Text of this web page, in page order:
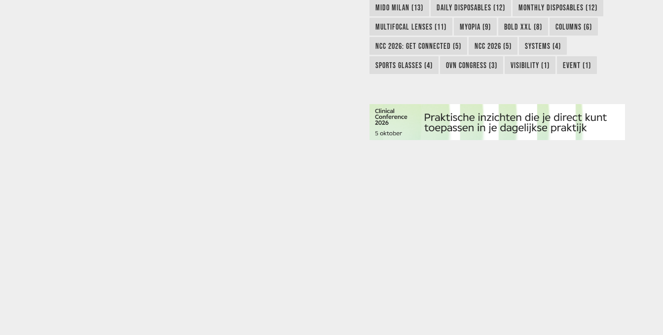
MIDO MILAN (13) DAILY DISPOSABLES (12) MONTHLY DISPOSABLES (12)
MULTIFOCAL LENSES (11) MYOPIA (9) BOLD XXL (8) COLUMNS (6)
NCC 2026: GET CONNECTED (5) NCC 2026 (5) SYSTEMS (4)
SPORTS GLASSES (4) OVN CONGRESS (3) VISIBILITY (1) EVENT (1)